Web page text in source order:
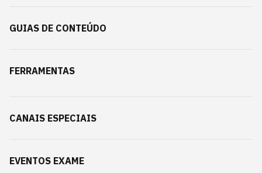
GUIAS DE CONTEÚDO
FERRAMENTAS
CANAIS ESPECIAIS
EVENTOS EXAME